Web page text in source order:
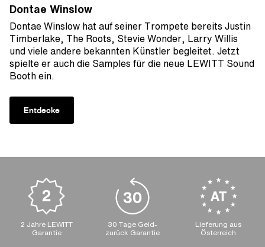
Dontae Winslow
Dontae Winslow hat auf seiner Trompete bereits Justin
Timberlake, The Roots, Stevie Wonder, Larry Willis
und viele andere bekannten Künstler begleitet. Jetzt
spielte er auch die Samples für die neue LEWITT Sound
Booth ein.
Entdecke
2 Jahre LEWITT
Garantie
30 Tage Geld-
zurück Garantie
Lieferung aus
Österreich